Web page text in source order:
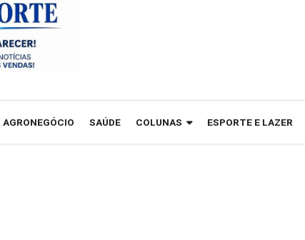
AGRONEGÓCIO SAÚDE COLUNAS ESPORTE E LAZER